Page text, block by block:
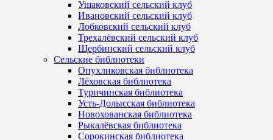
Ушаковский сельский клуб
Ивановский сельский клуб
Лобковский сельский клуб
Трехалёвский сельский клуб
Щербинский сельский клуб
Сельские библиотеки
Опухликовская библиотека
Лёховская библиотека
Туричинская библиотека
Усть-Долысская библиотека
Новохованская библиотека
Рыкалёвская библиотека
Сорокинская библиотека